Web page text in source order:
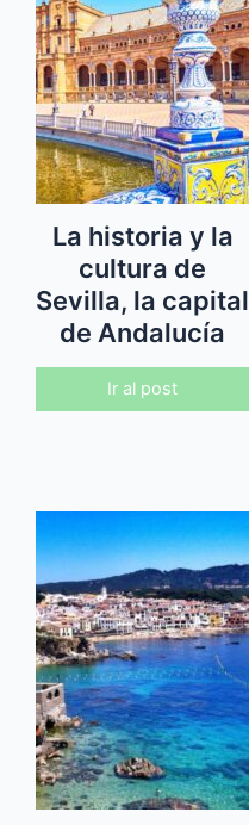
La historia y la
cultura de
Sevilla, la capital
de Andalucía
Ir al post